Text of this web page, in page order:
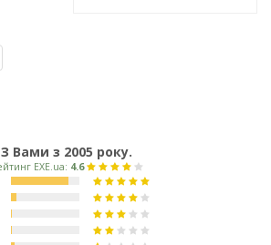
З Вами з 2005 року.